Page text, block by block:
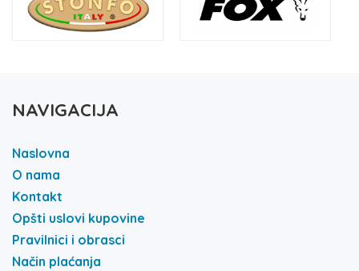
NAVIGACIJA
Naslovna
O nama
Kontakt
Opšti uslovi kupovine
Pravilnici i obrasci
Način plaćanja